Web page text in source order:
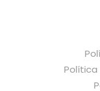
Política